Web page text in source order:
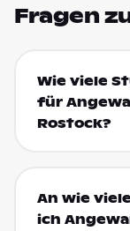
Fragen
Wie viele
für
Rostock?
An wie
ich